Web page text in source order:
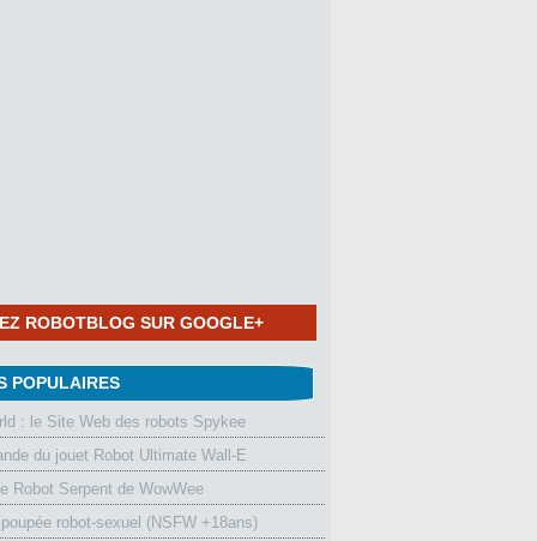
ROBOTBLOG SUR GOOGLE+
POPULAIRES
: le Site Web des robots Spykee
du jouet Robot Ultimate Wall-E
Robot Serpent de WowWee
robot-sexuel (NSFW +18ans)